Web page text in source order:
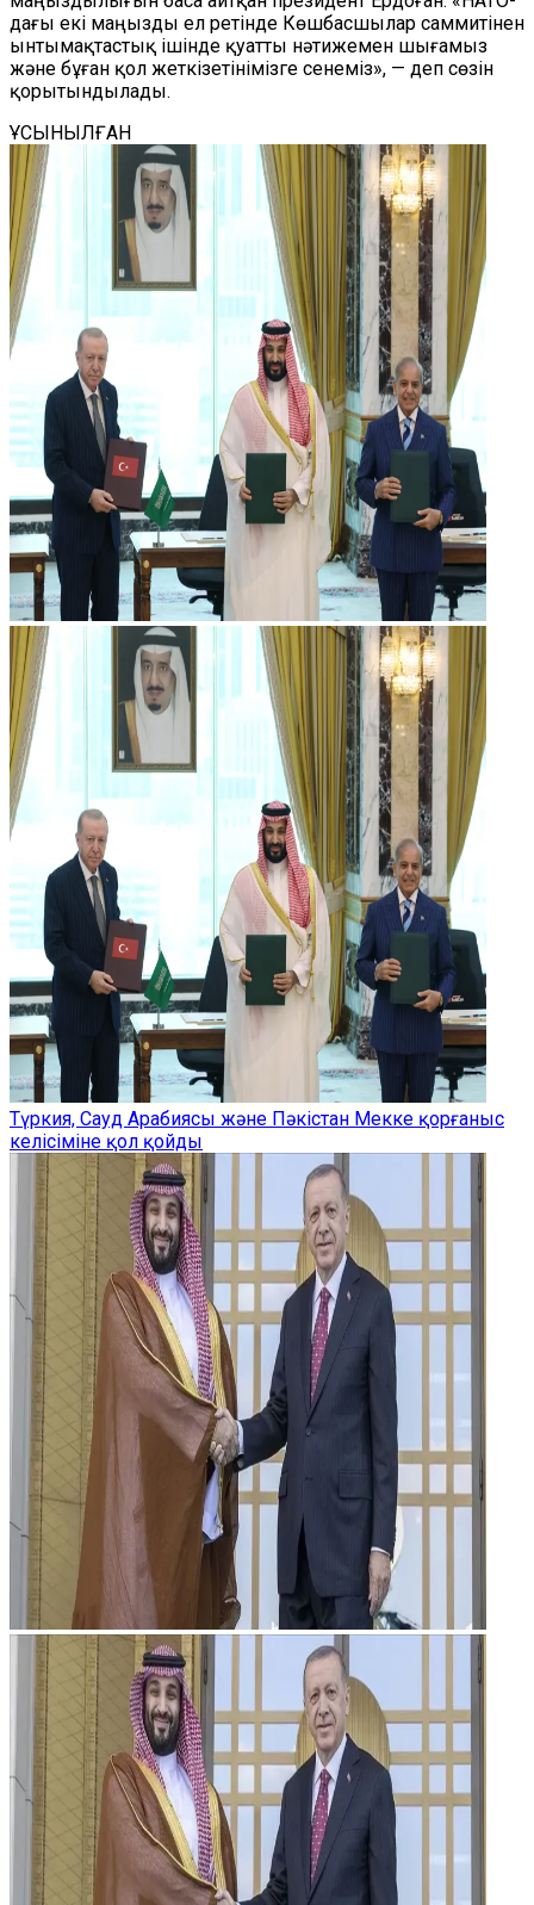
дағы екі маңызды ел ретінде Көшбасшылар саммитінен
ынтымақтастық ішінде қуатты нәтижемен шығамыз
және бұған қол жеткізетінімізге сенеміз», — деп сөзін
қорытындылады.
ҰСЫНЫЛҒАН
Түркия, Сауд Арабиясы және Пәкістан Мекке қорғаныс
келісіміне қол қойды